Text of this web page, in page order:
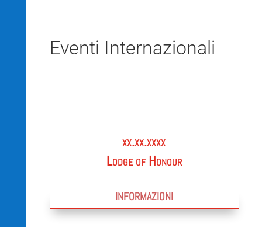
Eventi Internazionali
xx.xx.xxxx
Lodge of Honour
INFORMAZIONI